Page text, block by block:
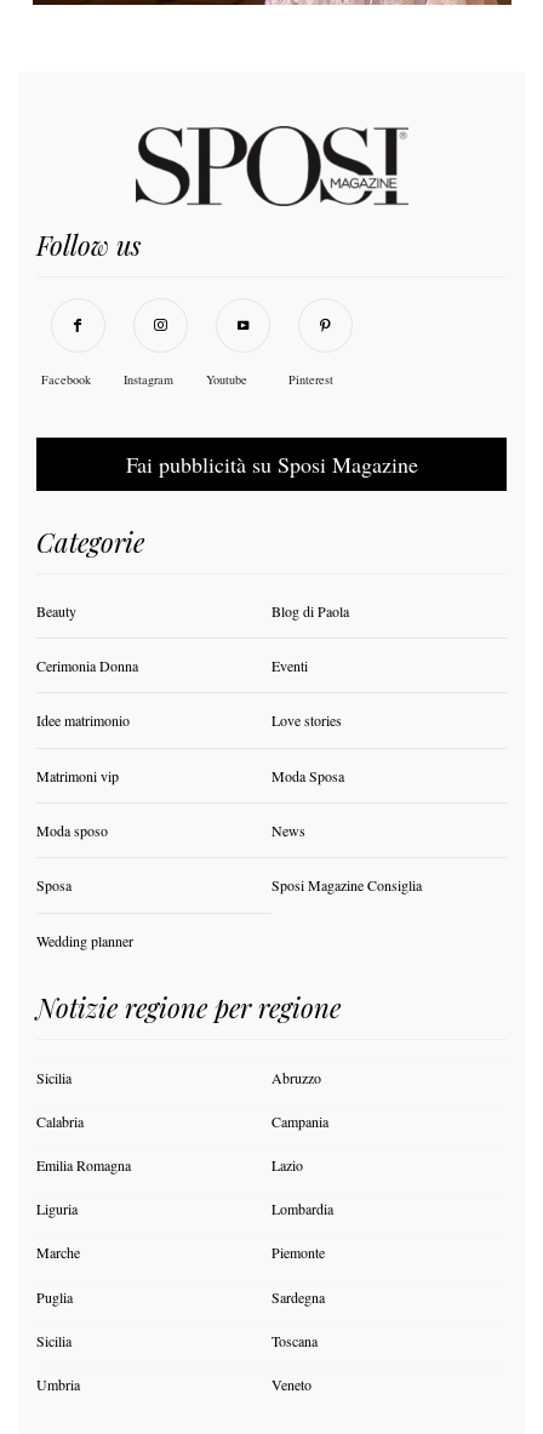
Follow us
Facebook Instagram Youtube Pinterest
Fai pubblicità su Sposi Magazine
Categorie
Beauty Blog di Paola
Cerimonia Donna Eventi
Idee matrimonio Love stories
Matrimoni vip Moda Sposa
Moda sposo News
Sposa Sposi Magazine Consiglia
Wedding planner
Notizie regione per regione
Sicilia Abruzzo
Calabria Campania
Emilia Romagna Lazio
Liguria Lombardia
Marche Piemonte
Puglia Sardegna
Sicilia Toscana
Umbria Veneto